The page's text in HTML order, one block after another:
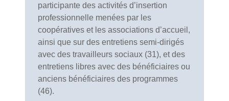
participante des activités d’insertion
professionnelle menées par les
coopératives et les associations d’accueil,
ainsi que sur des entretiens semi-dirigés
avec des travailleurs sociaux (31), et des
entretiens libres avec des bénéficiaires ou
anciens bénéficiaires des programmes
(46).